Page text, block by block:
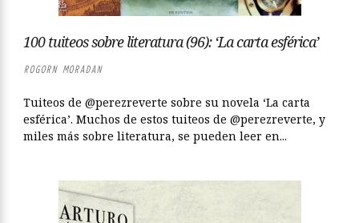
100 tuiteos sobre literatura (96): ‘La carta esférica’
ROGORN MORADAN
Tuiteos de @perezreverte sobre su novela ‘La carta
esférica’. Muchos de estos tuiteos de @perezreverte, y
miles más sobre literatura, se pueden leer en...